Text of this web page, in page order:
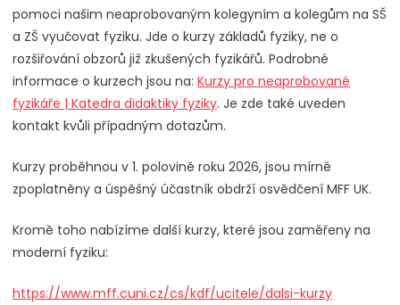
pomoci našim neaprobovaným kolegyním a kolegům na SŠ
a ZŠ vyučovat fyziku. Jde o kurzy základů fyziky, ne o
rozšiřování obzorů již zkušených fyzikářů. Podrobné
informace o kurzech jsou na: Kurzy pro neaprobované
fyzikáře | Katedra didaktiky fyziky. Je zde také uveden
kontakt kvůli případným dotazům.
Kurzy proběhnou v 1. polovině roku 2026, jsou mírně
zpoplatněny a úspěšný účastník obdrží osvědčení MFF UK.
Kromě toho nabízíme další kurzy, které jsou zaměřeny na
moderní fyziku:
https://www.mff.cuni.cz/cs/kdf/ucitele/dalsi-kurzy